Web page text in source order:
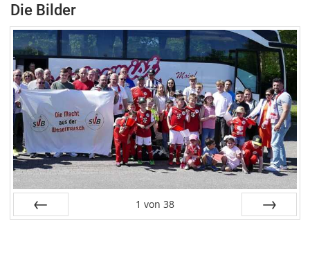
Die Bilder
1 von 38